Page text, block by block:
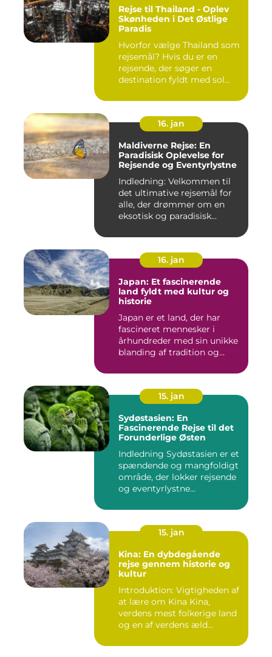
Rejse til Thailand - Oplev
Skønheden i Det Østlige
Paradis
Hvorfor vælge Thailand som
rejsemål? Hvis du er en
rejsende, der søger en
destination fyldt med sol...
16. jan
Maldiverne Rejse: En
Paradisisk Oplevelse for
Rejsende og Eventyrlystne
Indledning: Velkommen til
det ultimative rejsemål for
alle, der drømmer om en
eksotisk og paradisisk...
16. jan
Japan: Et fascinerende
land fyldt med kultur og
historie
Japan er et land, der har
fascineret mennesker i
århundreder med sin unikke
blanding af tradition og...
15. jan
Sydøstasien: En
Fascinerende Rejse til det
Forunderlige Østen
Indledning Sydøstasien er et
spændende og mangfoldigt
område, der lokker rejsende
og eventyrlystne...
15. jan
Kina: En dybdegående
rejse gennem historie og
kultur
Introduktion: Vigtigheden af
at lære om Kina Kina,
verdens mest folkerige land
og en af verdens æld...